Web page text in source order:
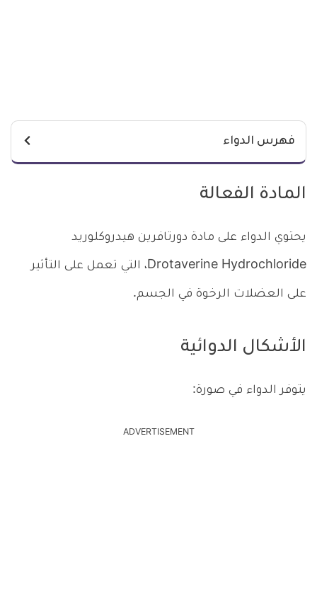
فهرس الدواء
المادة الفعالة
يحتوي الدواء على مادة دورتافرين هيدروكلوريد
Drotaverine Hydrochloride، التي تعمل على التأثير
على العضلات الرخوة في الجسم.
الأشكال الدوائية
يتوفر الدواء في صورة:
ADVERTISEMENT